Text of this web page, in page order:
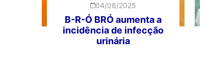
04/08/2025
B-R-Ó BRÓ aumenta a
incidência de infecção
urinária